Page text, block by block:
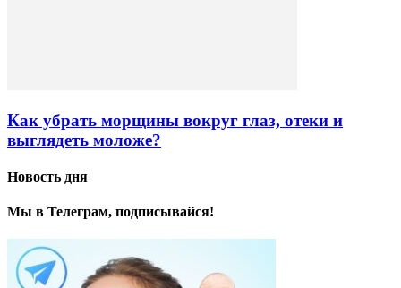
Как убрать морщины вокруг глаз, отеки и
выглядеть моложе?
Новость дня
Мы в Телеграм, подписывайся!